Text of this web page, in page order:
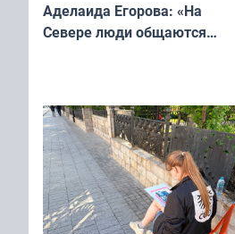
Аделаида Егорова: «На
Севере люди общаются